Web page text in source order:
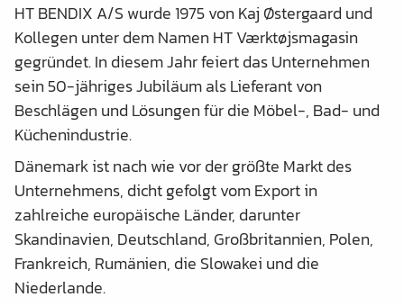
HT BENDIX A/S wurde 1975 von Kaj Østergaard und
Kollegen unter dem Namen HT Værktøjsmagasin
gegründet. In diesem Jahr feiert das Unternehmen
sein 50-jähriges Jubiläum als Lieferant von
Beschlägen und Lösungen für die Möbel-, Bad- und
Küchenindustrie.
Dänemark ist nach wie vor der größte Markt des
Unternehmens, dicht gefolgt vom Export in
zahlreiche europäische Länder, darunter
Skandinavien, Deutschland, Großbritannien, Polen,
Frankreich, Rumänien, die Slowakei und die
Niederlande.